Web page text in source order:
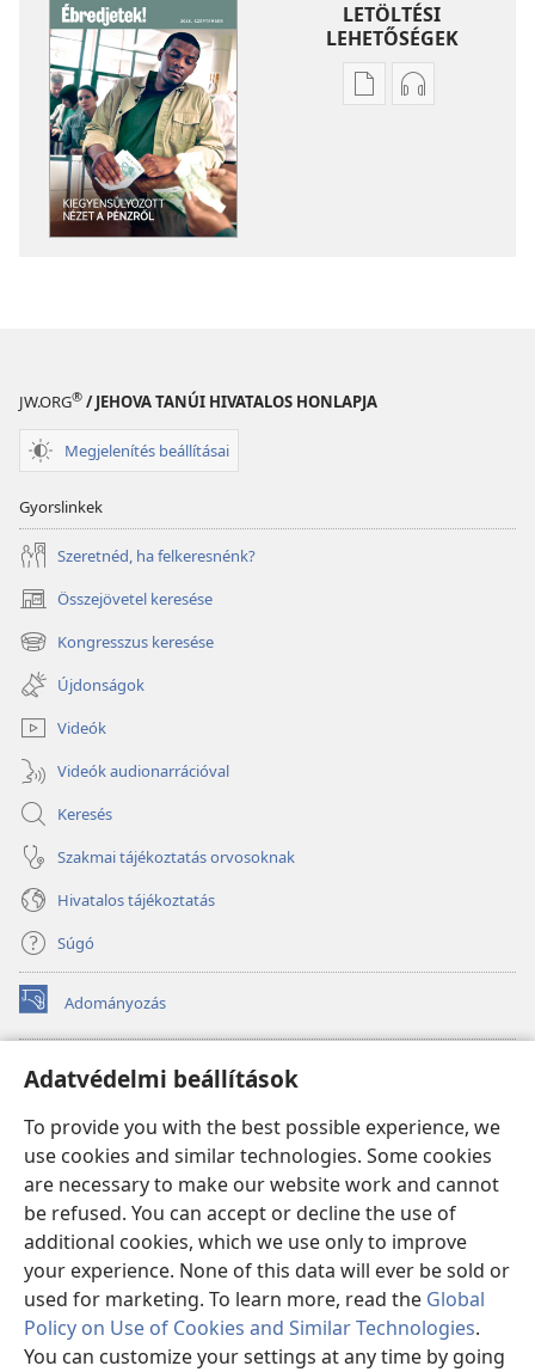
Adatvédelmi beállítások
To provide you with the best possible experience, we
use cookies and similar technologies. Some cookies
are necessary to make our website work and cannot
be refused. You can accept or decline the use of
additional cookies, which we use only to improve
your experience. None of this data will ever be sold or
used for marketing. To learn more, read the Global
Policy on Use of Cookies and Similar Technologies.
You can customize your settings at any time by going
LETÖLTÉSI
LEHETŐSÉGEK
Kiadványok
JW.ORG® / JEHOVA TANÚI HIVATALOS HONLAPJA
Megjelenítés beállításai
Gyorslinkek
Szeretnéd, ha felkeresnénk?
Összejövetel keresése
(opens
new
window)
Kongresszus keresése
(opens
new
window)
Újdonságok
Videók
Videók audionarrációval
Keresés
Szakmai tájékoztatás orvosoknak
Hivatalos tájékoztatás
Súgó
Adományozás
(opens
new
Őrtorony ONLINE KÖNYVTÁR
(opens
window)JW Hub
(opens
new
window)JW Library
Watchtower Library
Copyright© 2026 Watch Tower Bible and Tract Society of Pennsylvania.